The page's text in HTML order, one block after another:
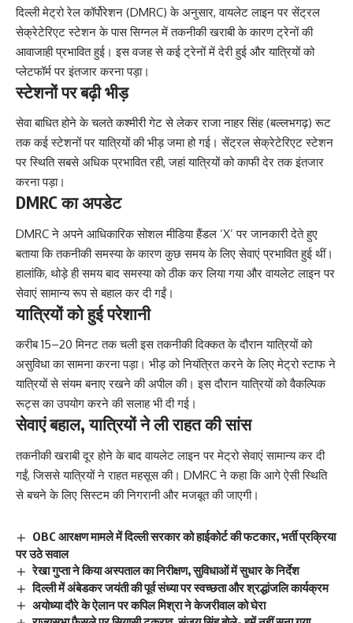
दिल्ली मेट्रो रेल कॉर्पोरेशन (DMRC) के अनुसार, वायलेट लाइन पर सेंट्रल
सेक्रेटेरिएट स्टेशन के पास सिग्नल में तकनीकी खराबी के कारण ट्रेनों की
आवाजाही प्रभावित हुई। इस वजह से कई ट्रेनों में देरी हुई और यात्रियों को
प्लेटफॉर्म पर इंतजार करना पड़ा।
स्टेशनों पर बढ़ी भीड़
सेवा बाधित होने के चलते कश्मीरी गेट से लेकर राजा नाहर सिंह (बल्लभगढ़) रूट
तक कई स्टेशनों पर यात्रियों की भीड़ जमा हो गई। सेंट्रल सेक्रेटेरिएट स्टेशन
पर स्थिति सबसे अधिक प्रभावित रही, जहां यात्रियों को काफी देर तक इंतजार
करना पड़ा।
DMRC का अपडेट
DMRC ने अपने आधिकारिक सोशल मीडिया हैंडल ‘X’ पर जानकारी देते हुए
बताया कि तकनीकी समस्या के कारण कुछ समय के लिए सेवाएं प्रभावित हुई थीं।
हालांकि, थोड़े ही समय बाद समस्या को ठीक कर लिया गया और वायलेट लाइन पर
सेवाएं सामान्य रूप से बहाल कर दी गईं।
यात्रियों को हुई परेशानी
करीब 15–20 मिनट तक चली इस तकनीकी दिक्कत के दौरान यात्रियों को
असुविधा का सामना करना पड़ा। भीड़ को नियंत्रित करने के लिए मेट्रो स्टाफ ने
यात्रियों से संयम बनाए रखने की अपील की। इस दौरान यात्रियों को वैकल्पिक
रूट्स का उपयोग करने की सलाह भी दी गई।
सेवाएं बहाल, यात्रियों ने ली राहत की सांस
तकनीकी खराबी दूर होने के बाद वायलेट लाइन पर मेट्रो सेवाएं सामान्य कर दी
गईं, जिससे यात्रियों ने राहत महसूस की। DMRC ने कहा कि आगे ऐसी स्थिति
से बचने के लिए सिस्टम की निगरानी और मजबूत की जाएगी।
OBC आरक्षण मामले में दिल्ली सरकार को हाईकोर्ट की फटकार, भर्ती प्रक्रिया
पर उठे सवाल
रेखा गुप्ता ने किया अस्पताल का निरीक्षण, सुविधाओं में सुधार के निर्देश
दिल्ली में अंबेडकर जयंती की पूर्व संध्या पर स्वच्छता और श्रद्धांजलि कार्यक्रम
अयोध्या दौरे के ऐलान पर कपिल मिश्रा ने केजरीवाल को घेरा